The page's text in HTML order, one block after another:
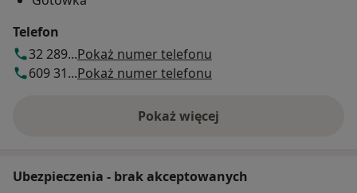
Telefon
32 289...Pokaż numer telefonu
609 31...Pokaż numer telefonu
Pokaż więcej
o adresie
Ubezpieczenia - brak akceptowanych